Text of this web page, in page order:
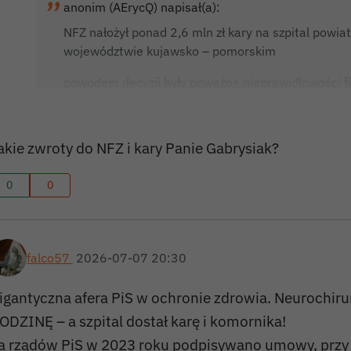
anonim (AErycQ) napisał(a):
NFZ nałożył ponad 2,6 mln zł kary na szpital
województwie kujawsko – pomorskim
minut. Podobny proceder z tą samą zewnętrzną
Miastku… to już województwo pomorskie
mechanizm… szpital wykazywał do refundacji
pacjentów, chociaż świadczenia te mogły i
gigantyczne stawki – lekarze potrafili zarobić nawet
sporządzonych historii chorób pacjentów…
masowo po kilkadziesiąt zabiegów, które
niemożliwe do wykonania w tak krótkim czasie…
zwroty do NFZ i kary Panie Gabrysiak?
0 0
falco57 2026-07-07 20:30
afera PiS w ochronie zdrowia.
– a szpital dostał karę i komornika!
rządów PiS w 2023 roku podpisywano umowy,